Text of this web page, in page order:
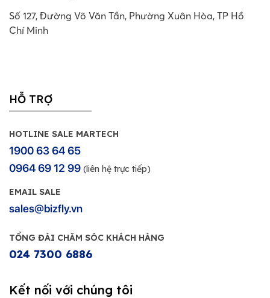
Số 127, Đường Võ Văn Tần, Phường Xuân Hòa, TP Hồ
Chí Minh
HỖ TRỢ
HOTLINE SALE MARTECH
1900 63 64 65
0964 69 12 99 (liên hệ trực tiếp)
EMAIL SALE
sales@bizfly.vn
TỔNG ĐÀI CHĂM SÓC KHÁCH HÀNG
024 7300 6886
Kết nối với chúng tôi